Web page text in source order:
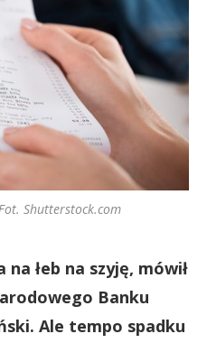
Shutterstock.com
łeb na szyję, mówił
Banku
Ale tempo spadku